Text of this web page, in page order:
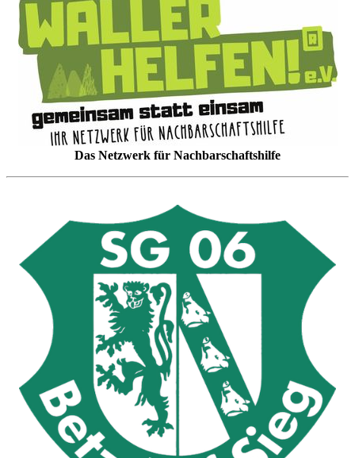
Das Netzwerk für Nachbarschaftshilfe